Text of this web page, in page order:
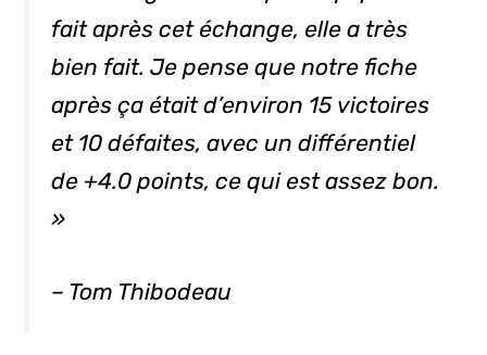
fait après cet échange, elle a très
bien fait. Je pense que notre fiche
après ça était d’environ 15 victoires
et 10 défaites, avec un différentiel
de +4.0 points, ce qui est assez bon.
»
– Tom Thibodeau